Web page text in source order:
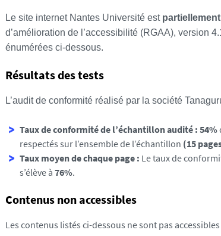
Le site internet Nantes Université est
d’amélioration de l’accessibilité (RGAA), version
énumérées ci-dessous.
Résultats des tests
L’audit de conformité réalisé par la société
Taux de conformité de l’échantillon audité : 54%
respectés sur l’ensemble de l’échantillon (15
Taux moyen de chaque page : Le taux de
s’élève à 76%.
Contenus non accessibles
Les contenus listés ci-dessous ne sont pas